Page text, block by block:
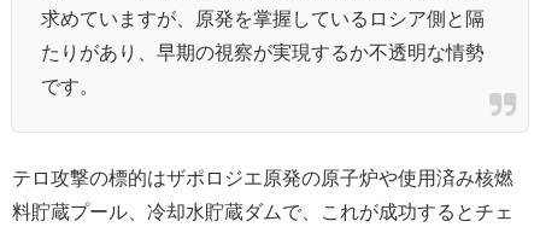
求めていますが、原発を掌握しているロシア側と隔
たりがあり、早期の視察が実現するか不透明な情勢
です。
テロ攻撃の標的はザポロジエ原発の原子炉や使用済み核燃
料貯蔵プール、冷却水貯蔵ダムで、これが成功するとチェ